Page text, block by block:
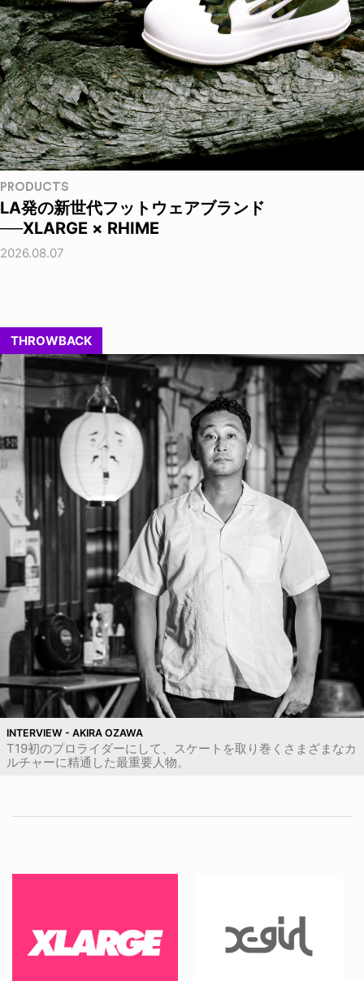
PRODUCTS
LA発の新世代フットウェアブランド
──XLARGE × RHIME
2026.08.07
THROWBACK
INTERVIEW - AKIRA OZAWA
T19初のプロライダーにして、スケートを取り巻くさまざまなカ
ルチャーに精通した最重要人物。